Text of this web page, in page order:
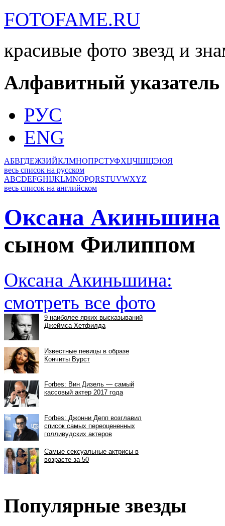
FOTOFAME.RU
красивые фото звезд и
Алфавитный указатель
РУС
ENG
АБВГДЕЖЗИЙКЛМНОПРСТУФХЦЧШЩЭЮЯ
весь список на русском
ABCDEFGHIJKLMNOPQRSTUVWXYZ
весь список на английском
Оксана Акиньшина
сыном Филиппом
Оксана Акиньшина:
смотреть все фото
Популярные звезды